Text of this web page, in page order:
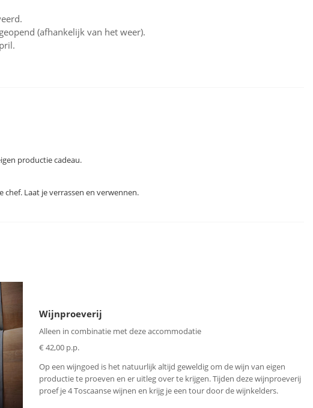
(afhankelijk van het weer).
productie cadeau.
Laat je verrassen en verwennen.
Wijnproeverij
Alleen in combinatie met deze accommodatie
€ 42,00 p.p.
Op een wijngoed is het natuurlijk altijd geweldig om de wijn van eigen
productie te proeven en er uitleg over te krijgen. Tijden deze wijnproeverij
proef je 4 Toscaanse wijnen en krijg je een tour door de wijnkelders.